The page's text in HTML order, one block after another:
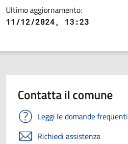
Ultimo aggiornamento:
11/12/2024, 13:23
Contatta il comune
Leggi le domande frequenti
Richiedi assistenza